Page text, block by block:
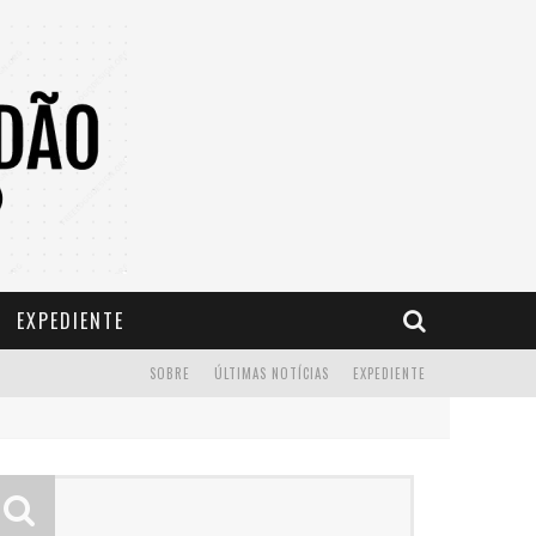
EXPEDIENTE
EXPEDIENTE
ÚLTIMAS NOTÍCIAS
SOBRE